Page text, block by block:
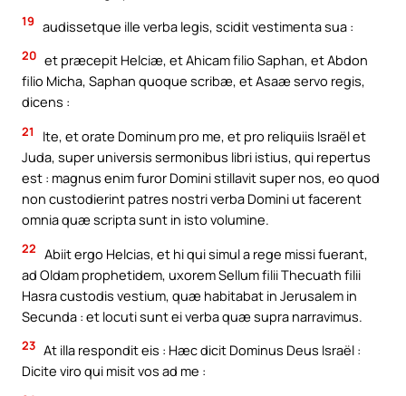
19 audissetque ille verba legis, scidit vestimenta sua :
20 et præcepit Helciæ, et Ahicam filio Saphan, et Abdon
filio Micha, Saphan quoque scribæ, et Asaæ servo regis,
dicens :
21
Ite, et orate Dominum pro me, et pro reliquiis Israël et
Juda, super universis sermonibus libri istius, qui repertus
est : magnus enim furor Domini stillavit super nos, eo quod
non custodierint patres nostri verba Domini ut facerent
omnia quæ scripta sunt in isto volumine.
22 Abiit ergo Helcias, et hi qui simul a rege missi fuerant,
ad Oldam prophetidem, uxorem Sellum filii Thecuath filii
Hasra custodis vestium, quæ habitabat in Jerusalem in
Secunda : et locuti sunt ei verba quæ supra narravimus.
23 At illa respondit eis : Hæc dicit Dominus Deus Israël :
Dicite viro qui misit vos ad me :